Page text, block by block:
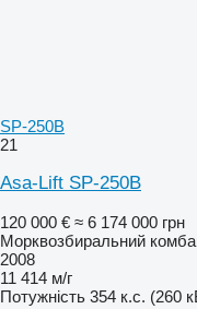
SP-250B
21
Asa-Lift SP-250B
120 000 € ≈ 6 174 000 грн
Морквозбиральний
2008
11 414 м/г
Потужність 354 к.с. (260